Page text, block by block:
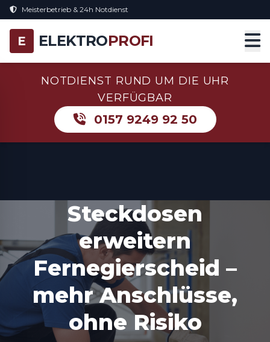
Meisterbetrieb & 24h Notdienst
E ELEKTROPROFI
NOTDIENST RUND UM DIE UHR
VERFÜGBAR
0157 9249 92 50
Steckdosen
erweitern
Fernegierscheid –
mehr Anschlüsse,
ohne Risiko